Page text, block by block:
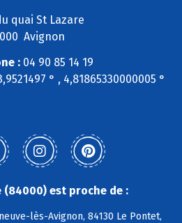
quai St Lazare
Avignon
: 04 90 85 14 19
° , 4,81865330000005 °
est proche de :
lès-Avignon, 84130 Le Pontet,